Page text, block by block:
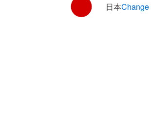
日本